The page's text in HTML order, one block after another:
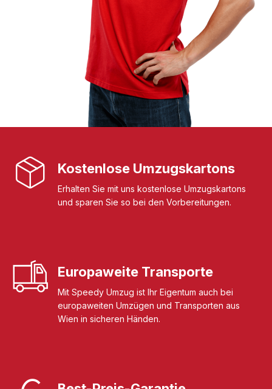
Kostenlose Umzugskartons
Erhalten Sie mit uns kostenlose Umzugskartons
und sparen Sie so bei den Vorbereitungen.
Europaweite Transporte
Mit Speedy Umzug ist Ihr Eigentum auch bei
europaweiten Umzügen und Transporten aus
Wien in sicheren Händen.